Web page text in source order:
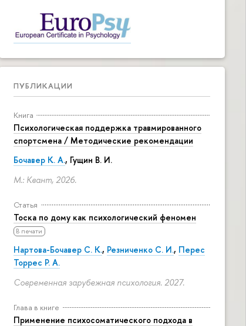
ПУБЛИКАЦИИ
Книга
Психологическая поддержка травмированного
спортсмена / Методические рекомендации
Бочавер К. А., Гущин В. И.
М.: Квант, 2026.
Статья
Тоска по дому как психологический феномен
В печати
Нартова-Бочавер С. К., Резниченко С. И., Перес
Торрес Р. А.
Современная зарубежная психология. 2027.
Глава в книге
Применение психосоматического подхода в